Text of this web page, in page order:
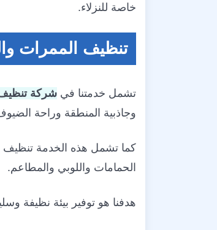
خاصة للنزلاء.
تنظيف الممرات
تشمل خدمتنا في شركة تنظيف
وجاذبية المنطقة وراحة
كما تشمل هذه الخدمة تنظيف
الحمامات واللوبي والمطاعم.
هدفنا هو توفير بيئة نظيفة